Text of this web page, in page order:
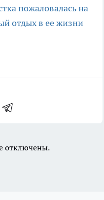
пожаловалась на
отдых в ее жизни
отключены.